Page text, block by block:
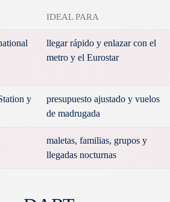
IDEAL PARA
llegar rápido y enlazar con el
metro y el Eurostar
y
presupuesto ajustado y vuelos
de madrugada
maletas, familias, grupos y
llegadas nocturnas